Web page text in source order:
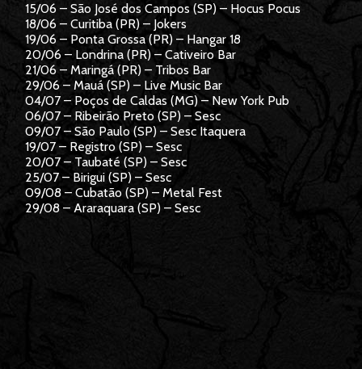
15/06 – São José dos Campos (SP) – Hocus Pocus
18/06 – Curitiba (PR) – Jokers
19/06 – Ponta Grossa (PR) – Hangar 18
20/06 – Londrina (PR) – Cativeiro Bar
21/06 – Maringá (PR) – Tribos Bar
29/06 – Mauá (SP) – Live Music Bar
04/07 – Poços de Caldas (MG) – New York Pub
06/07 – Ribeirão Preto (SP) – Sesc
09/07 – São Paulo (SP) – Sesc Itaquera
19/07 – Registro (SP) – Sesc
20/07 – Taubaté (SP) – Sesc
25/07 – Birigui (SP) – Sesc
09/08 – Cubatão (SP) – Metal Fest
29/08 – Araraquara (SP) – Sesc